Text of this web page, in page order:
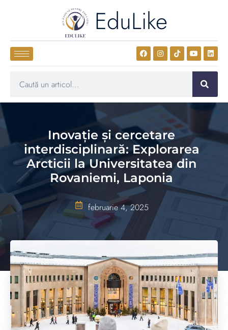
EduLike
Inovație și cercetare
interdisciplinară: Explorarea
Arcticii la Universitatea din
Rovaniemi, Laponia
februarie 4, 2025